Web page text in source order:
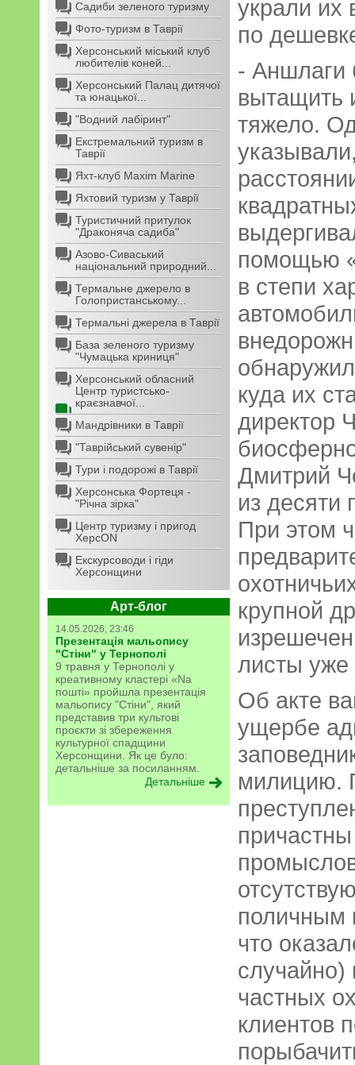
Садиби зеленого туризму
Фото-туризм в Таврії
Херсонський міський клуб
любителів коней...
Херсонський Палац дитячої
та юнацької...
"Водний лабіринт"
Екстремальний туризм в
Таврії
Яхт-клуб Maxim Marine
Яхтовий туризм у Таврії
Туристичний притулок
"Драконяча садиба"
Азово-Сиваський
національний природний...
Термальне джерело в
Голопристанському...
Термальні джерела в Таврії
База зеленого туризму
"Чумацька криниця"
Херсонський обласний
Центр туристсько-
краєзнавчої...
Мандрівники в Таврії
"Таврійський сувенір"
Тури і подорожі в Таврії
Херсонська Фортеця -
"Річна зірка"
Центр туризму і пригод
ХерсON
Екскурсоводи і гіди
Херсонщини
Арт-блог
14.05.2026, 23:46
Презентація мальопису
"Стіни" у Тернополі
9 травня у Тернополі у
креативному кластері «Na
пошті» пройшла презентація
мальопису "Стіни", який
представив три культові
проєкти зі збереження
культурної спадщини
Херсонщини. Як це було:
детальніше за посиланням.
Детальніше
украли их
по
- Аншлаги
вытащить
тяжело.
помощью
в степи
куда их
директор
Дмитрий
из десяти
При этом
крупной
листы уже
Об акте
ущербе
милицию.
поличным
что
случайно)
частных
клиентов